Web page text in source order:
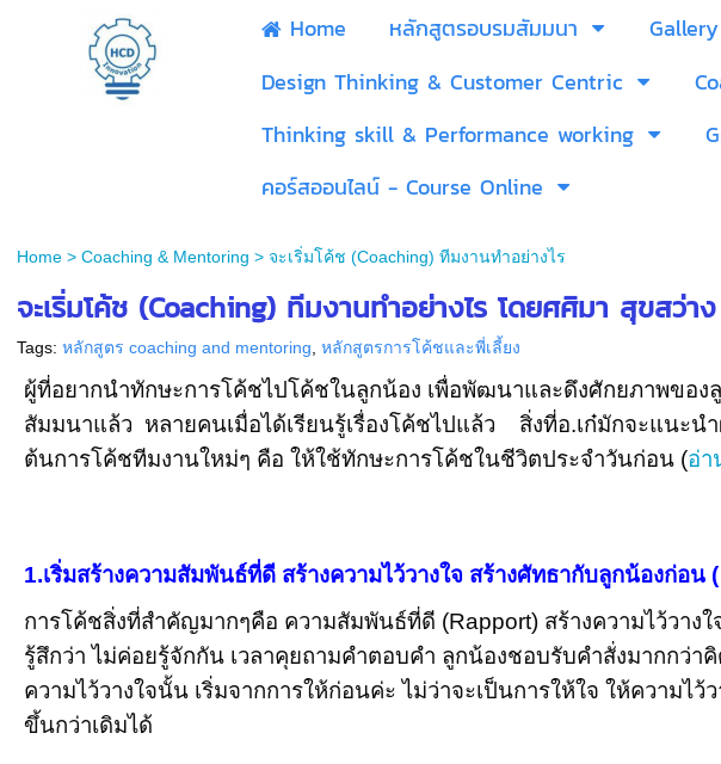
Home หลักสูตรอบรมสัมมนา
Design Thinking & Customer Centric
Thinking skill & Performance working
คอร์สออนไลน์ - Course Online
Home> Coaching & Mentoring > จะเริ่มโค้ช (Coaching) ทีมงานทำอย่างไร
จะเริ่มโค้ช (Coaching) ทีมงานทำอย่างไร โดยศศิมา สุขสว่าง
Tags: หลักสูตร coaching and mentoring หลักสูตรการโค้ชและพี่เลี้ยง
ผู้ที่อยากนำทักษะการโค้ชไปโค้ชในลูกน้อง เพื่อพัฒนาและดึงศักยภาพของ
สัมมนาแล้ว หลายคนเมื่อได้เรียนรู้เรื่องโค้ชไปแล้ว สิ่งที่อ.เก๋มักจะแนะนำ
ต้นการโค้ชทีมงานใหม่ๆ คือ ให้ใช้ทักษะการโค้ชในชีวิตประจำวันก่อน (อ่า
1.เริ่มสร้างความสัมพันธ์ที่ดี สร้างความไว้วางใจ สร้างศัทธากับลูกน้องก่อน
การโค้ชสิ่งที่สำคัญมากๆคือ ความสัมพันธ์ที่ดี (Rapport) สร้างความไว้วาง
รู้สึกว่า ไม่ค่อยรู้จักกัน เวลาคุยถามคำตอบคำ ลูกน้องชอบรับคำสั่งมากกว่
ความไว้วางใจนั้น เริ่มจากการให้ก่อนค่ะ ไม่ว่าจะเป็นการให้ใจ ให้ความ
ขึ้นกว่าเดิมได้